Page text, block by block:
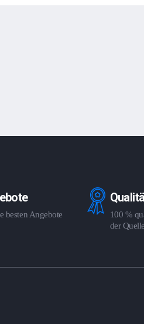
besten Angebote
100 %
der Quelle